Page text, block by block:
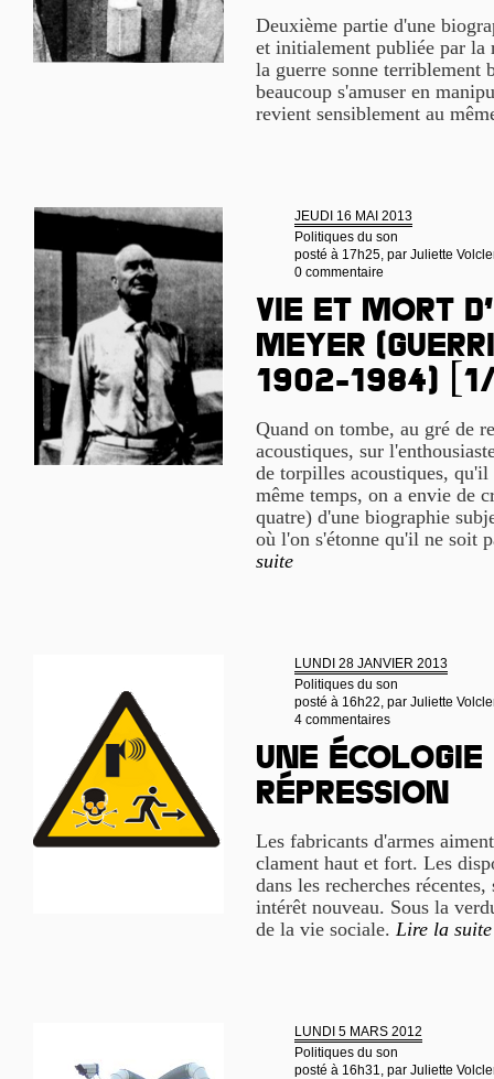
Deuxième partie d'une
et initialement publiée par la
la guerre sonne terriblement
beaucoup s'amuser en
revient sensiblement au
JEUDI 16 MAI 2013
Politiques du son
posté à 17h25, par Juliette
0 commentaire
Vie et mort
Meyer
1902-1984)
Quand on tombe, au gré de
acoustiques, sur
de torpilles acoustiques,
même temps, on a envie de
quatre) d'une biographie
où l'on s'étonne qu'il ne soit
suite
LUNDI 28 JANVIER 2013
Politiques du son
posté à 16h22, par Juliette
4 commentaires
Une
répression
Les fabricants d'armes
clament haut et fort. Les
dans les recherches
intérêt nouveau. Sous la
de la vie sociale. Lire la suite
LUNDI 5 MARS 2012
Politiques du son
posté à 16h31, par Juliette